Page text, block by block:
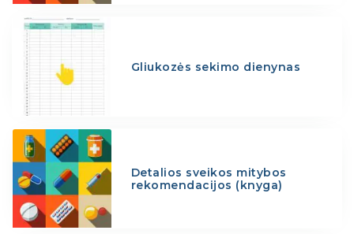
Gliukozės sekimo dienynas
Detalios sveikos mitybos
rekomendacijos (knyga)